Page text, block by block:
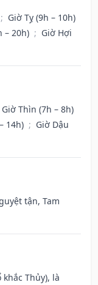
; Giờ Tỵ (9h – 10h)
– 20h) ; Giờ Hợi
Giờ Thìn (7h – 8h)
14h) ; Giờ Dậu
tận, Tam
khắc Thủy), là